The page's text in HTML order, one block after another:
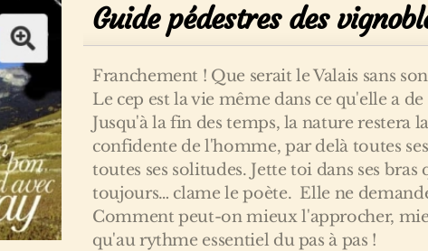
Guide pédestres des
Franchement ! Que serait le Valais sans
Le cep est la vie même dans ce qu'elle a
Jusqu'à la fin des temps, la nature restera
confidente de l'homme, par delà toutes
toutes ses solitudes. Jette toi dans ses
toujours… clame le poète. Elle ne
Comment peut-on mieux l'approcher,
qu'au rythme essentiel du pas à pas !